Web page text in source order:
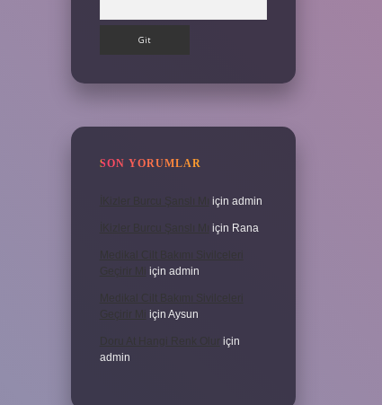
SON YORUMLAR
İKizler Burcu Şanslı Mı için admin
İKizler Burcu Şanslı Mı için Rana
Medikal Cilt Bakımı Sivilceleri
Geçirir Mi için admin
Medikal Cilt Bakımı Sivilceleri
Geçirir Mi için Aysun
Doru At Hangi Renk Olur için
admin